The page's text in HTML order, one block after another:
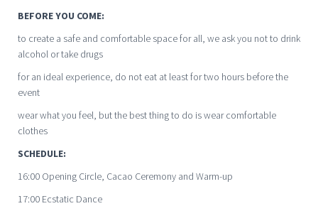
BEFORE YOU COME:
to create a safe and comfortable space for all, we ask you not to drink
alcohol or take drugs
for an ideal experience, do not eat at least for two hours before the
event
wear what you feel, but the best thing to do is wear comfortable
clothes
SCHEDULE:
16:00 Opening Circle, Cacao Ceremony and Warm-up
17:00 Ecstatic Dance